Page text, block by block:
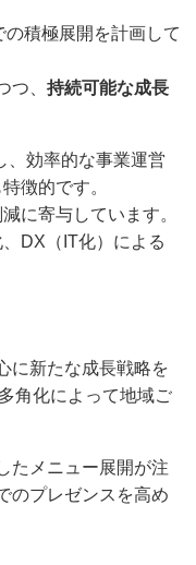
の積極展開を計画して
、 持続可能な成長
、効率的な事業運営
徴的です。
に寄与しています。
DX（IT化）による
に新たな成長戦略を
角化によって地域ご
たメニュー展開が注
のプレゼンスを高め